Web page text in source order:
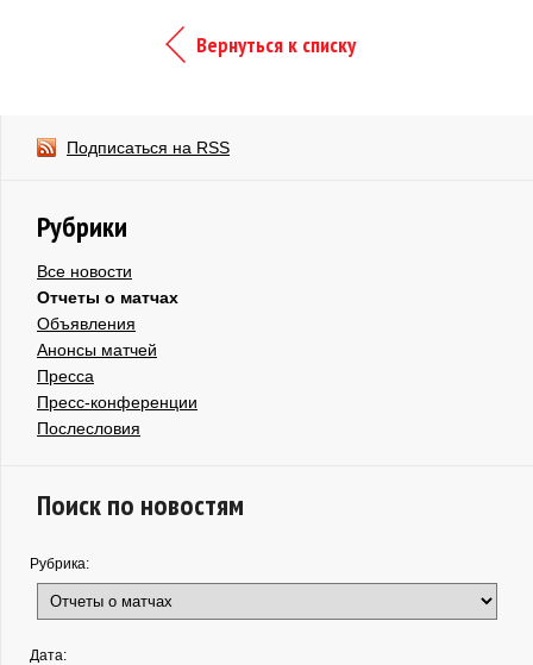
Вернуться к списку
Подписаться на RSS
Рубрики
Все новости
Отчеты о матчах
Объявления
Анонсы матчей
Пресса
Пресс-конференции
Послесловия
Поиск по новостям
Рубрика:
Дата: